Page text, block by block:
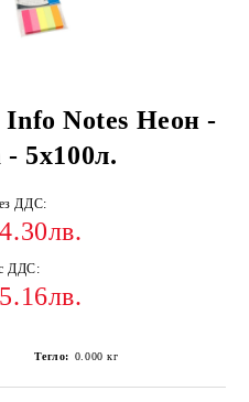
Notes Неон -
- 5х100л.
ДДС:
4.30лв.
ДДС:
5.16лв.
Тегло: 0.000 кг